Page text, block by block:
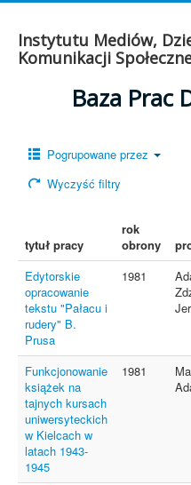
Instytutu Mediów,
Komunikacji
Baza Prac
Pogrupowane przez
Wyczyść filtry
tytuł pracy
rok
obrony
Edytorskie
opracowanie
tekstu "Pałacu i
rudery" B.
Prusa
1981
Funkcjonowanie
książek na
tajnych kursach
uniwersyteckich
w Kielcach w
latach 1943-
1945
1981